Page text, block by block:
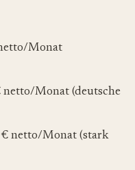
Monat
netto/Monat (deutsche
€ netto/Monat (stark